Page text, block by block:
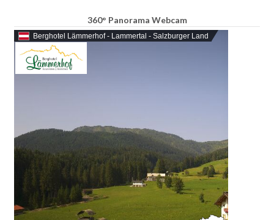
360° Panorama Webcam
Berghotel Lämmerhof - Lammertal - Salzburger Land